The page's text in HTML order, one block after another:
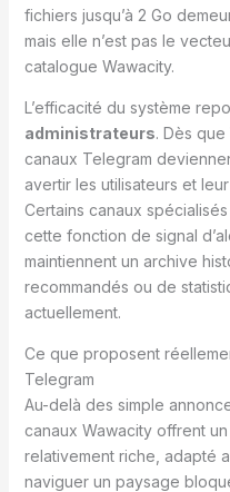
fichiers jusqu’à 2 Go
mais elle n’est pas le
catalogue Wawacity.
L’efficacité du système
administrateurs. Dès
canaux Telegram
avertir les utilisateurs et
Certains canaux
cette fonction de signal
maintiennent un archive
recommandés ou de
actuellement.
Ce que proposent
Telegram
Au-delà des simple
canaux Wawacity offrent
relativement riche, adapté
naviguer un paysage